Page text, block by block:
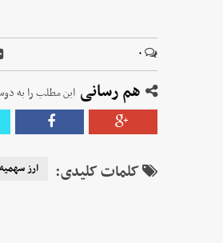
۰
هم رسانی این مطلب را به
کلمات کلیدی: ارز